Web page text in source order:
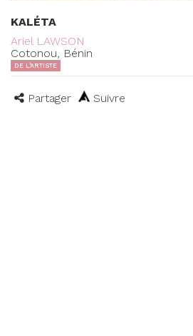
KALÉTA
Ariel LAWSON
Cotonou, Bénin
DE L'ARTISTE
Partager Suivre